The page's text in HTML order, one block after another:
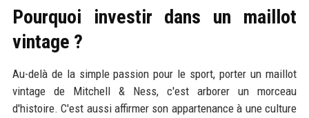
Pourquoi investir dans un maillot
vintage ?
Au-delà de la simple passion pour le sport, porter un maillot
vintage de Mitchell & Ness, c'est arborer un morceau
d'histoire. C'est aussi affirmer son appartenance à une culture